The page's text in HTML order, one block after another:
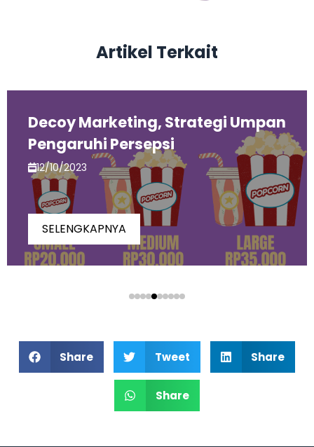
Artikel Terkait
Tips Kombinasi Warna Buat
Brand-mu Lebih Atraktif
10/10/2023
SELENGKAPNYA
Share Tweet Share
Share